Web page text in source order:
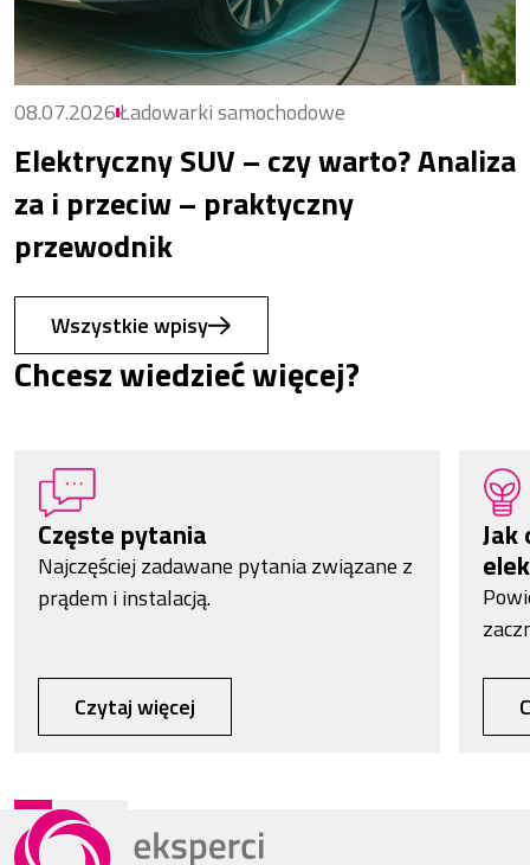
08.07.2026Ładowarki samochodowe
Elektryczny SUV – czy warto? Analiza
za i przeciw – praktyczny
przewodnik
Wszystkie wpisy
Chcesz wiedzieć więcej?
Częste pytania
Najczęściej zadawane pytania związane z
prądem i instalacją.
Czytaj więcej
Jak